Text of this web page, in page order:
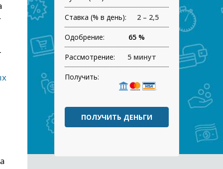
Ставка (% в день): 2 – 2,5
Одобрение: 65 %
Рассмотрение: 5 минут
Получить:
ПОЛУЧИТЬ ДЕНЬГИ